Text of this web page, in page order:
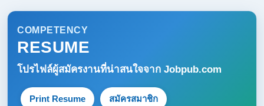
COMPETENCY
RESUME
โปรไฟล์ผู้สมัครงานที่น่าสนใจจาก Jobpub.com
Print Resume สมัครสมาชิก